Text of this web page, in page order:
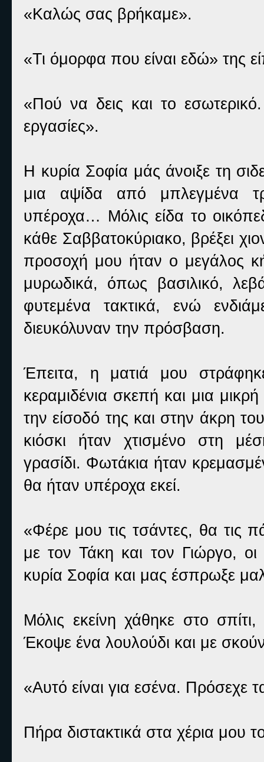
«Καλώς σας βρήκαμε».
«Τι όμορφα που είναι εδώ» της
«Πού να δεις και το
εργασίες».
Η κυρία Σοφία μάς άνοιξε τη
μια αψίδα από μπλεγμένα
υπέροχα… Μόλις είδα το
κάθε Σαββατοκύριακο, βρέξει
προσοχή μου ήταν ο μεγάλος
μυρωδικά, όπως βασιλικό,
φυτεμένα τακτικά, ενώ
διευκόλυναν την πρόσβαση.
Έπειτα, η ματιά μου
κεραμιδένια σκεπή και μια
την είσοδό της και στην άκρη
κιόσκι ήταν χτισμένο στη
γρασίδι. Φωτάκια ήταν
θα ήταν υπέροχα εκεί.
«Φέρε μου τις τσάντες, θα τις
με τον Τάκη και τον Γιώργο,
κυρία Σοφία και μας έσπρωξε
Μόλις εκείνη χάθηκε στο
Έκοψε ένα λουλούδι και με
«Αυτό είναι για εσένα. Πρόσεχε
Πήρα διστακτικά στα χέρια μου